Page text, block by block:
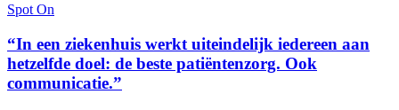
Spot On
“In een ziekenhuis werkt uiteindelijk iedereen aan
hetzelfde doel: de beste patiëntenzorg. Ook
communicatie.”